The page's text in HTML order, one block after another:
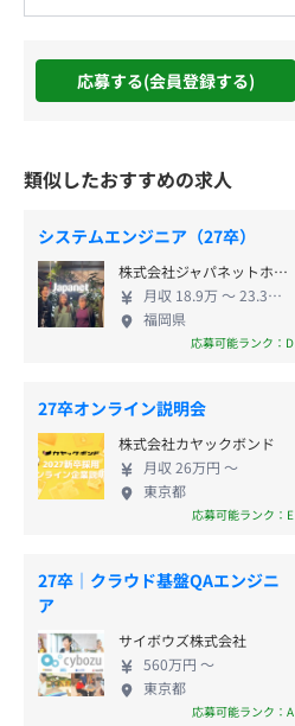
応募する(会員登録する)
類似したおすすめの求人
システムエンジニア（27卒）
株式会社ジャパネットホールディングス
月収 18.9万 〜 23.3万円
福岡県
応募可能ランク：D
27卒オンライン説明会
株式会社カヤックボンド
月収 26万円 〜
東京都
応募可能ランク：E
27卒｜クラウド基盤QAエンジニ
ア
サイボウズ株式会社
560万円 〜
東京都
応募可能ランク：A